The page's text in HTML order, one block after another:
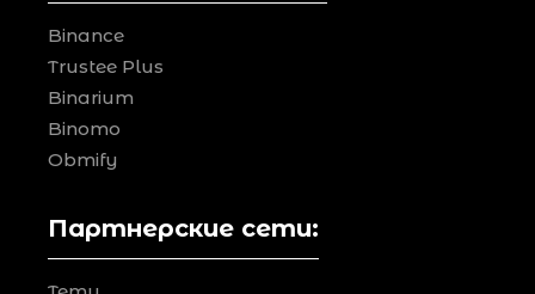
Binance
Trustee Plus
Binarium
Binomo
Obmify
Партнерские сети: